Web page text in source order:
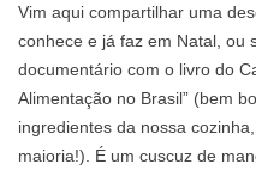
Vim aqui compartilhar uma
conhece e já faz em Natal, ou
documentário com o livro do
Alimentação no Brasil” (bem
ingredientes da nossa
maioria!). É um cuscuz de